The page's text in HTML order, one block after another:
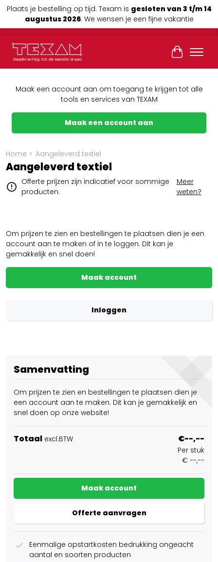
Plaats je bestelling op tijd. Texam is gesloten van 3 t/m 14
augustus 2026. We wensen je een fijne vakantie
Maak een account aan om toegang te krijgen tot alle
tools en services van TEXAM
Maak een account aan
Home > Aangeleverd textiel
Aangeleverd textiel
Offerte prijzen zijn indicatief voor sommige
producten.
Meer
weten?
Om prijzen te zien en bestellingen te plaatsen dien je een
account aan te maken of in te loggen. Dit kan je
gemakkelijk en snel doen!
Maak account
Inloggen
Samenvatting
Om prijzen te zien en bestellingen te plaatsen dien je
een account aan te maken. Dit kan je gemakkelijk en
snel doen op onze website!
Totaal excl.BTW €--,--
Per stuk
€ --,--
Maak account
Offerte aanvragen
check
Eenmalige opstartkosten bedrukking ongeacht
aantal en soorten producten